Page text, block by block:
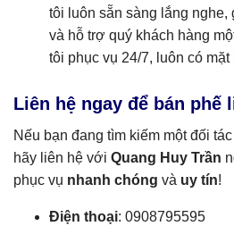
tôi luôn sẵn sàng lắng nghe,
và hỗ trợ quý khách hàng
tôi phục vụ 24/7, luôn có mặt
Liên hệ ngay để bán phế
Nếu bạn đang tìm kiếm một đối
hãy liên hệ với Quang Huy Trần
phục vụ nhanh chóng và uy tín!
Điện thoại: 0908795595